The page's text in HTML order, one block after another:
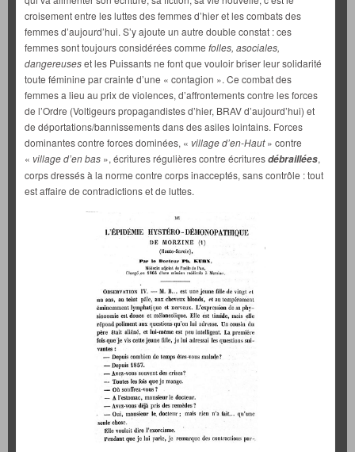
croisement entre les luttes des femmes d’hier et les combats des
femmes d’aujourd’hui. S’y ajoute un autre double constat : ces
femmes sont toujours considérées comme folles, asociales,
dangereuseset les Puissants ne font que vouloir briser leur solidarité
toute féminine par crainte d’une « contagion ». Ce combat des
femmes a lieu au prix de violences, d’affrontements contre les forces
de l’Ordre (Voltigeurs propagandistes d’hier, BRAV d’aujourd’hui) et
de déportations/bannissements dans des asiles lointains. Forces
dominantes contre forces dominées, « village d’en-Haut» contre
« village d’en bas », écritures régulières contre écrituresdébraillées,
corps dressés à la norme contre corps inacceptés, sans contrôle : tout
est affaire de contradictions et de luttes.